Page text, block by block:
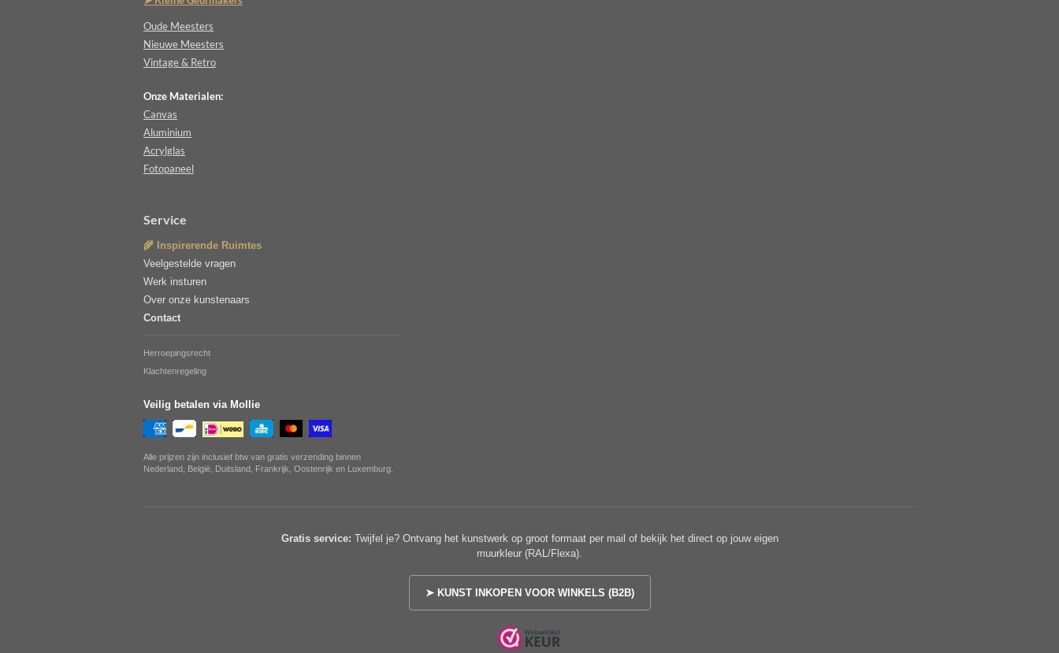
Oude Meesters
Nieuwe Meesters
Vintage & Retro
Onze Materialen:
Canvas
Aluminium
Acrylglas
Fotopaneel
Service
🌾 Inspirerende Ruimtes
Veelgestelde vragen
Werk insturen
Over onze kunstenaars
Contact
Herroepingsrecht
Klachtenregeling
Veilig betalen via Mollie
Alle prijzen zijn inclusief btw van gratis verzending binnen
Nederland, België, Duitsland, Frankrijk, Oostenrijk en Luxemburg.
Gratis service: Twijfel je? Ontvang het kunstwerk op groot formaat per mail of bekijk het direct op jouw eigen
muurkleur (RAL/Flexa).
➤ KUNST INKOPEN VOOR WINKELS (B2B)